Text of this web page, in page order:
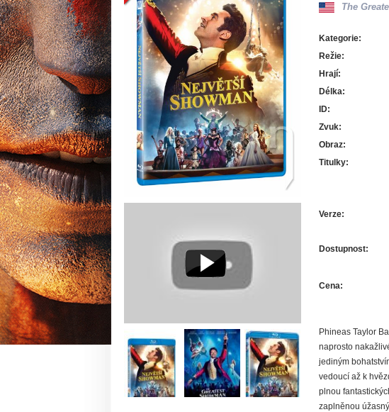
The
Kategorie:
Režie:
Hrají:
Délka:
ID:
Zvuk:
Obraz:
Titulky:
Verze:
Dostupnost:
Cena:
Phineas Taylor
naprosto
jediným
vedoucí až k
plnou
zaplněnou